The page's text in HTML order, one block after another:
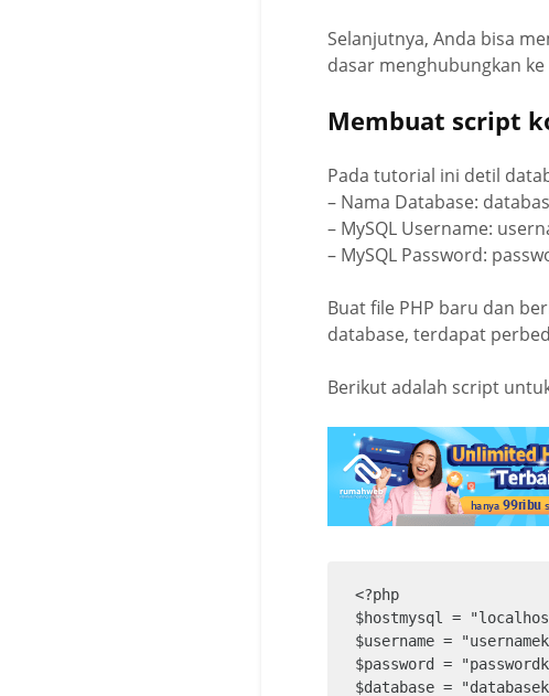
Selanjutnya, Anda bisa
dasar menghubungkan
Membuat script
Pada tutorial ini detil
– Nama Database:
– MySQL Username:
– MySQL Password:
Buat file PHP baru dan
database, terdapat
Berikut adalah script
<?php
$hostmysql =
$username =
$password =
$database =